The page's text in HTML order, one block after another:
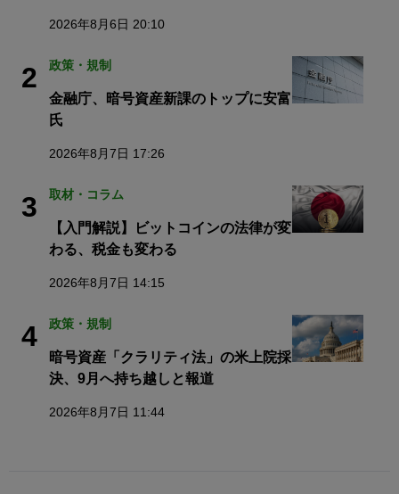
2026年8月6日 20:10
2 政策・規制
金融庁、暗号資産新課のトップに安富
氏
2026年8月7日 17:26
3 取材・コラム
【入門解説】ビットコインの法律が変
わる、税金も変わる
2026年8月7日 14:15
4 政策・規制
暗号資産「クラリティ法」の米上院採
決、9月へ持ち越しと報道
2026年8月7日 11:44